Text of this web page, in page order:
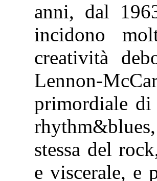
anni, dal
incidono
creatività
Lennon-
primordiale
stessa del
e viscerale, e